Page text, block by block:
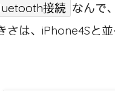
接続 なんで
さは、iPhone4Sと